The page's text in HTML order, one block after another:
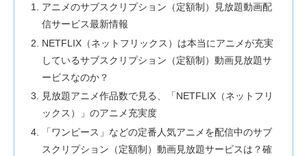
アニメのサブスクリプション（定額制）見放題動画配
信サービス最新情報
NETFLIX（ネットフリックス）は本当にアニメが充実
しているサブスクリプション（定額制）動画見放題サ
ービスなのか？
見放題アニメ作品数で見る、「NETFLIX（ネットフリ
ックス）」のアニメ充実度
「ワンピース」などの定番人気アニメを配信中のサブ
スクリプション（定額制）動画見放題サービスは？確